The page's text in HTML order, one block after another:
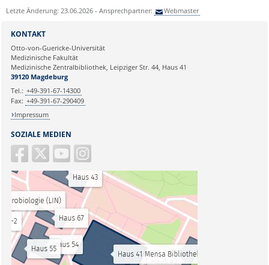
Letzte Änderung: 23.06.2026 - Ansprechpartner: Webmaster
SOZIALE MEDIEN
KONTAKT
Otto-von-Guericke-Universität
Medizinische Fakultät
Medizinische Zentralbibliothek, Leipziger Str. 44, Haus 41
39120 Magdeburg
Tel.: +49-391-67-14300
Fax: +49-391-67-290409
Impressum